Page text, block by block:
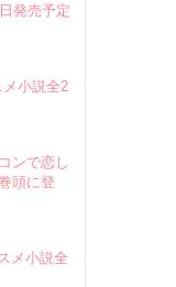
発売予定
メ小説全2
ンで恋し
頭に登
メ小説全